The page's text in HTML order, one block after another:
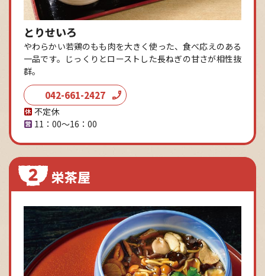
とりせいろ
やわらかい若鶏のもも肉を大きく使った、食べ応えのある
一品です。じっくりとローストした長ねぎの甘さが相性抜
群。
042-661-2427
不定休
11：00～16：00
栄茶屋